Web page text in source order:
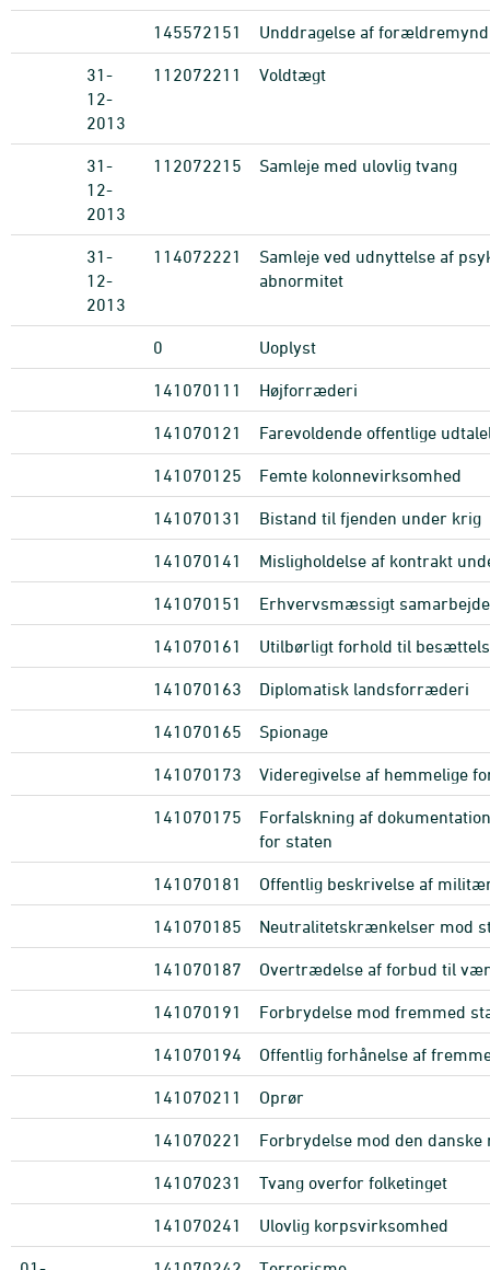
145572151 Unddragelse af
31-
12-
2013
112072211 Voldtægt
31-
12-
2013
112072215 Samleje med ulovlig tvang
31-
12-
2013
114072221
Samleje ved udnyttelse af
abnormitet
0 Uoplyst
141070111 Højforræderi
141070121 Farevoldende offentlige
141070125 Femte kolonnevirksomhed
141070131 Bistand til fjenden under krig
141070141 Misligholdelse af kontrakt
141070151 Erhvervsmæssigt
141070161 Utilbørligt forhold til
141070163 Diplomatisk landsforræderi
141070165 Spionage
141070173 Videregivelse af hemmelige
141070175
Forfalskning af
for staten
141070181 Offentlig beskrivelse af
141070185 Neutralitetskrænkelser mod
141070187 Overtrædelse af forbud til
141070191 Forbrydelse mod fremmed
141070194 Offentlig forhånelse af
141070211 Oprør
141070221 Forbrydelse mod den danske
141070231 Tvang overfor folketinget
141070241 Ulovlig korpsvirksomhed